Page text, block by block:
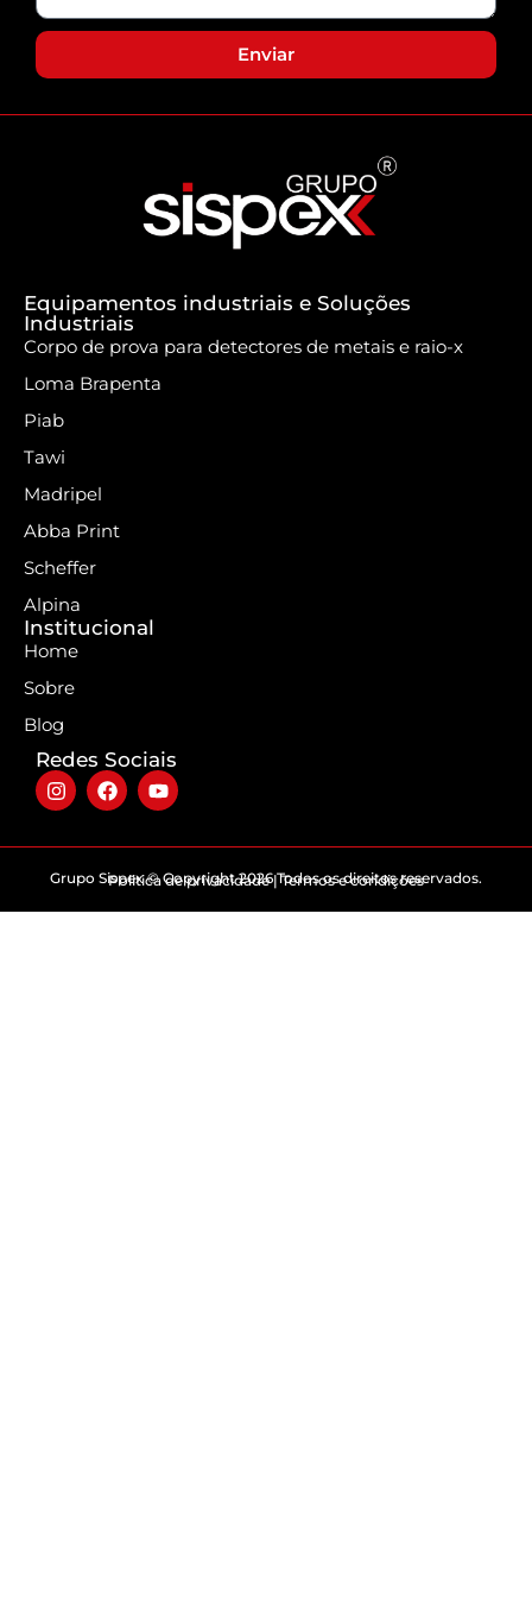
Enviar
Equipamentos industriais e Soluções
Industriais
Corpo de prova para detectores de metais e raio-x
Loma Brapenta
Piab
Tawi
Madripel
Abba Print
Scheffer
Alpina
Institucional
Home
Sobre
Blog
Redes Sociais
Grupo Sispex © Copyright 2026 Todos os direitos reservados.
Politica de privacidade | Termos e condições